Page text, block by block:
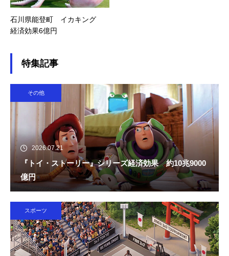
石川県能登町 イカキング
経済効果6億円
特集記事
その他
2026.07.21
『トイ・ストーリー』シリーズ経済効果 約10兆9000
億円
スポーツ